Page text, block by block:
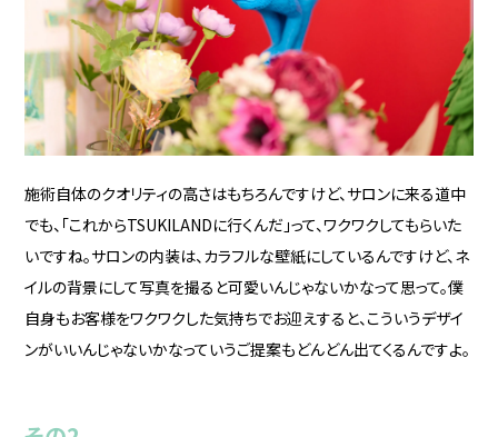
施術自体のクオリティの高さはもちろんですけど、サロンに来る道中
でも、「これからTSUKILANDに行くんだ」って、ワクワクしてもらいた
いですね。サロンの内装は、カラフルな壁紙にしているんですけど、ネ
イルの背景にして写真を撮ると可愛いんじゃないかなって思って。僕
自身もお客様をワクワクした気持ちでお迎えすると、こういうデザイ
ンがいいんじゃないかなっていうご提案もどんどん出てくるんですよ。